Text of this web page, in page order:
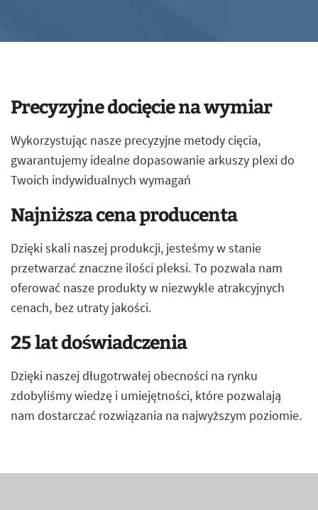
Precyzyjne docięcie na wymiar
Wykorzystując nasze precyzyjne metody cięcia,
gwarantujemy idealne dopasowanie arkuszy plexi do
Twoich indywidualnych wymagań
Najniższa cena producenta
Dzięki skali naszej produkcji, jesteśmy w stanie
przetwarzać znaczne ilości pleksi. To pozwala nam
oferować nasze produkty w niezwykle atrakcyjnych
cenach, bez utraty jakości.
25 lat doświadczenia
Dzięki naszej długotrwałej obecności na rynku
zdobyliśmy wiedzę i umiejętności, które pozwalają
nam dostarczać rozwiązania na najwyższym poziomie.